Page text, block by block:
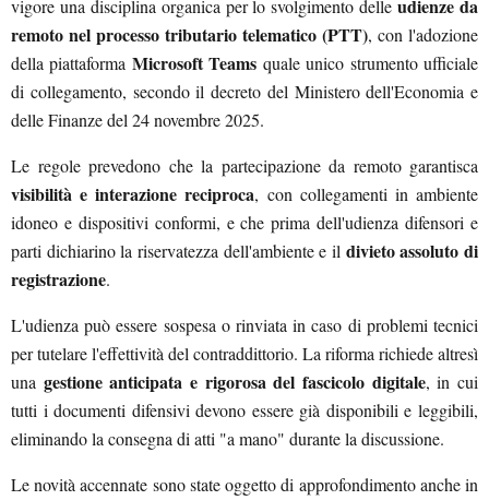
vigore una disciplina organica per lo svolgimento delleudienze da
remoto nel processo tributario telematico (PTT), con l'adozione
della piattaforma Microsoft Teams quale unico strumento ufficiale
di collegamento, secondo il decreto del Ministero dell'Economia e
delle Finanze del 24 novembre 2025.
Le regole prevedono che la partecipazione da remoto garantisca
visibilità e interazione reciproca, con collegamenti in ambiente
idoneo e dispositivi conformi, e che prima dell'udienza difensori e
parti dichiarino la riservatezza dell'ambiente e il divieto assoluto di
registrazione.
L'udienza può essere sospesa o rinviata in caso di problemi tecnici
per tutelare l'effettività del contraddittorio. La riforma richiede altresì
una gestione anticipata e rigorosa del fascicolo digitale, in cui
tutti i documenti difensivi devono essere già disponibili e leggibili,
eliminando la consegna di atti "a mano" durante la discussione.
Le novità accennate sono state oggetto di approfondimento anche in